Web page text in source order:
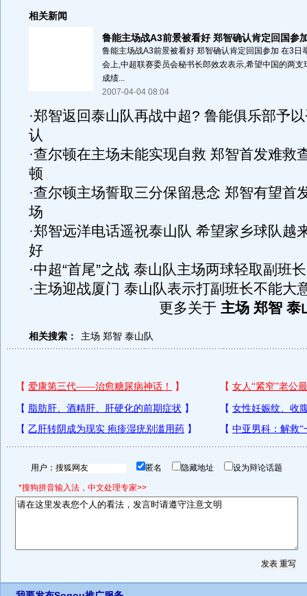
相关新闻
鲁能主场战A3前景被看好 郑智确认肯定回国参
鲁能主场战A3前景被看好 郑智确认肯定回国参加 在3日
会上,中超联赛委员会秘书长郎效农表示,希望中国的两支
成绩...
2007-04-04 08:04
·郑智返回泰山队再战中超? 鲁能俱乐部予
认
·查尔顿在主场未能实现自救 郑智首发难救
顿
·查尔顿主场誓取三分保留悬念 郑智有望首
场
·郑智远洋电话遥祝泰山队 希望家乡球队越
好
·中超“首尾”之战 泰山队主场两球轻取副班长
·主场迎战厦门 泰山队表示打副班长不能大
更多关于 主场 郑智 泰
相关搜索： 主场 郑智 泰山队
用户： 匿名 隐藏地址 设为辩论话题
*搜狗拼音输入法，中文处理专家>>